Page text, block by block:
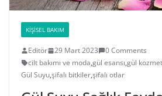
KIŞISEL BAKIM
Editör 29 Mart 2023
0 Comments
cilt bakımı ve moda,gül esansı,gül
Gül Suyu,şifalı bitkiler,şifalı otlar